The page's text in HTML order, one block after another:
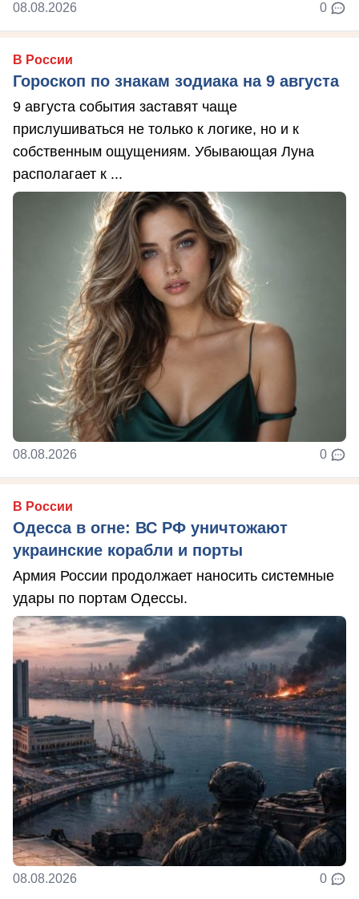
08.08.2026 0
В России
Гороскоп по знакам зодиака на 9 августа
9 августа события заставят чаще
прислушиваться не только к логике, но и к
собственным ощущениям. Убывающая Луна
располагает к ...
08.08.2026 0
В России
Одесса в огне: ВС РФ уничтожают
украинские корабли и порты
Армия России продолжает наносить системные
удары по портам Одессы.
08.08.2026 0